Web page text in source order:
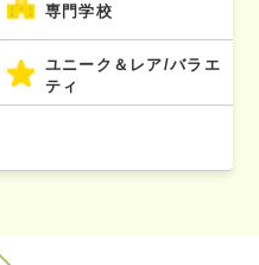
専門学校
ユニーク＆レア/バラエ
ティ